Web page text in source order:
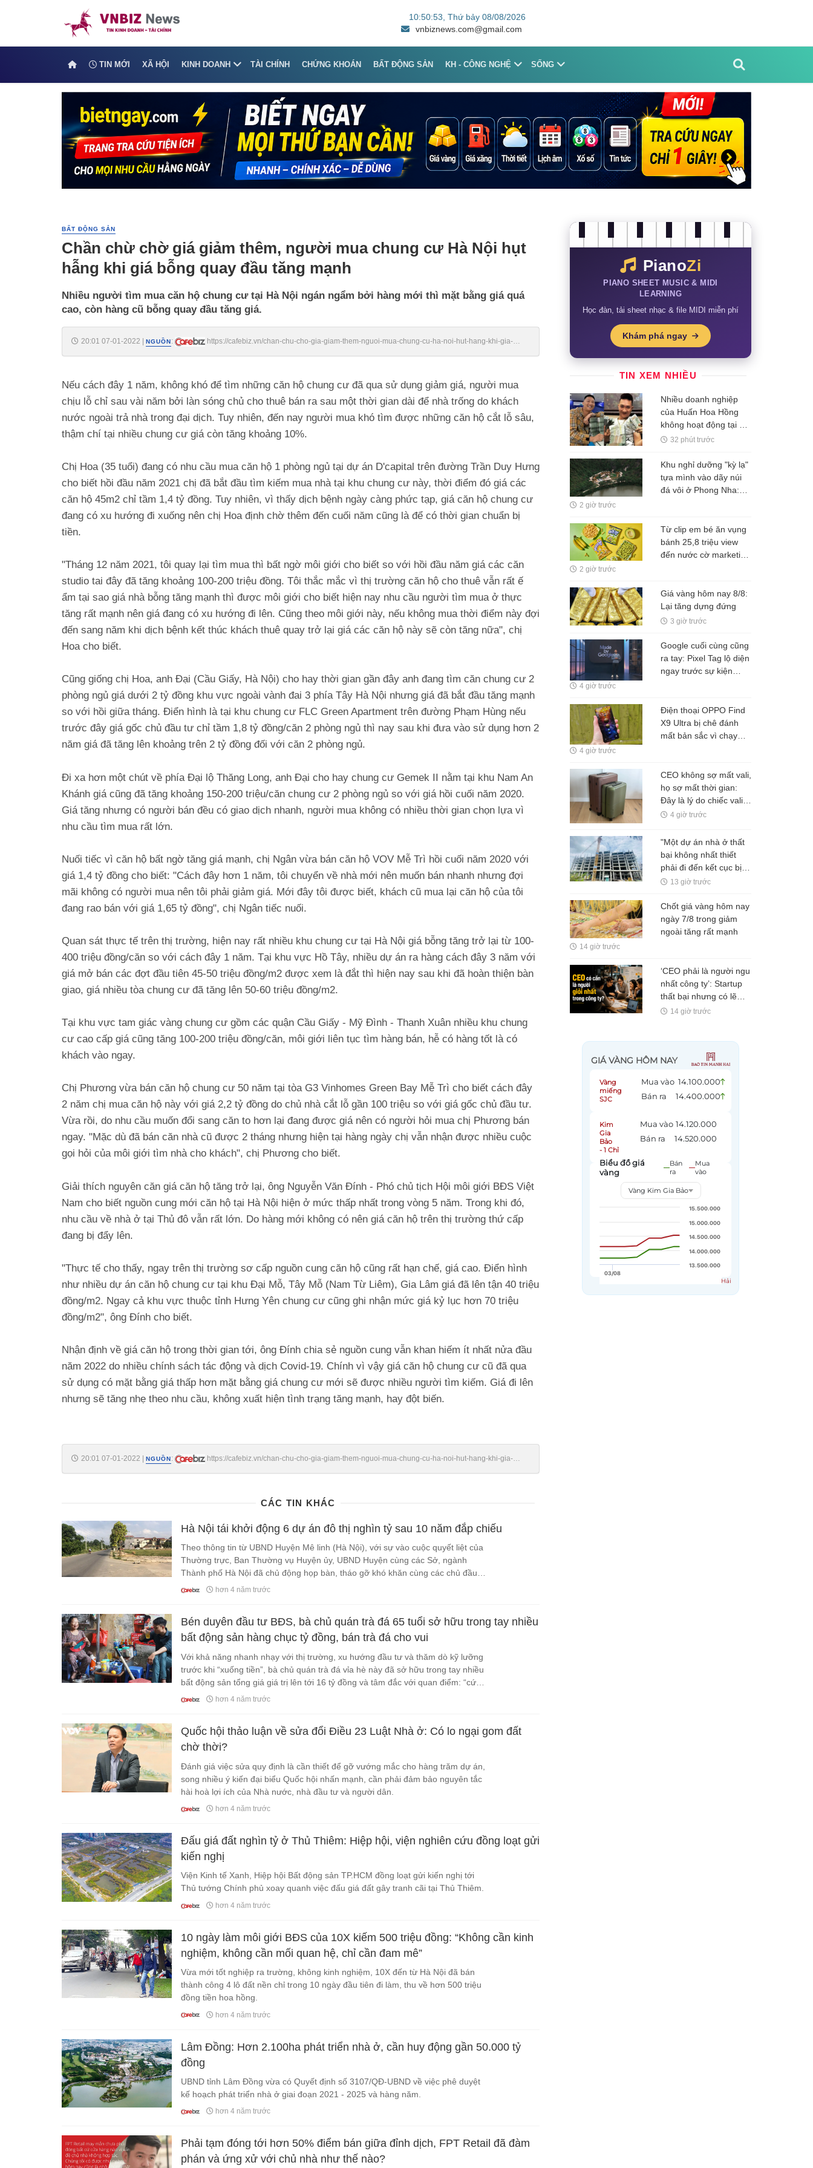
10:50:53 , Thứ bảy 08/08/2026
vnbiznews.com@gmail.com
TIN MỚI XÃ HỘI KINH DOANH TÀI CHÍNH CHỨNG KHOÁN BẤT ĐỘNG SẢN KH - CÔNG NGHỆ SỐNG
BẤT ĐỘNG SẢN
Chần chừ chờ giá giảm thêm, người mua chung cư Hà Nội hụt
hẫng khi giá bỗng quay đầu tăng mạnh
Nhiều người tìm mua căn hộ chung cư tại Hà Nội ngán ngẩm bởi hàng mới thì mặt bằng giá quá
cao, còn hàng cũ bỗng quay đầu tăng giá.
20:01 07-01-2022 | NGUỒN:
https://cafebiz.vn/chan-chu-cho-gia-giam-them-nguoi-mua-chung-cu-ha-noi-hut-hang-khi-gia-
Nếu cách đây 1 năm, không khó để tìm những căn hộ chung cư đã qua sử dụng giảm giá, người mua
chịu lỗ chỉ sau vài năm bởi làn sóng chủ cho thuê bán ra sau một thời gian dài để nhà trống do khách
nước ngoài trả nhà trong đại dịch. Tuy nhiên, đến nay người mua khó tìm được những căn hộ cắt lỗ sâu,
thậm chí tại nhiều chung cư giá còn tăng khoảng 10%.
Chị Hoa (35 tuổi) đang có nhu cầu mua căn hộ 1 phòng ngủ tại dự án D'capital trên đường Trần Duy Hưng
cho biết hồi đầu năm 2021 chị đã bắt đầu tìm kiếm mua nhà tại khu chung cư này, thời điểm đó giá các
căn hộ 45m2 chỉ tầm 1,4 tỷ đồng. Tuy nhiên, vì thấy dịch bệnh ngày càng phức tạp, giá căn hộ chung cư
đang có xu hướng đi xuống nên chị Hoa định chờ thêm đến cuối năm cũng là để có thời gian chuẩn bị
tiền.
"Tháng 12 năm 2021, tôi quay lại tìm mua thì bất ngờ môi giới cho biết so với hồi đầu năm giá các căn
studio tai đây đã tăng khoảng 100-200 triệu đồng. Tôi thắc mắc vì thị trường căn hộ cho thuê vẫn rất ế
ẩm tại sao giá nhà bỗng tăng mạnh thì được môi giới cho biết hiện nay nhu cầu người tìm mua ở thực
tăng rất mạnh nên giá đang có xu hướng đi lên. Cũng theo môi giới này, nếu không mua thời điểm này đợi
đến sang năm khi dịch bệnh kết thúc khách thuê quay trở lại giá các căn hộ này sẽ còn tăng nữa", chị
Hoa cho biết.
Cũng giống chị Hoa, anh Đại (Cầu Giấy, Hà Nội) cho hay thời gian gần đây anh đang tìm căn chung cư 2
phòng ngủ giá dưới 2 tỷ đồng khu vực ngoài vành đai 3 phía Tây Hà Nội nhưng giá đã bắt đầu tăng mạnh
so với hồi giữa tháng. Điển hình là tại khu chung cư FLC Green Apartment trên đường Phạm Hùng nếu
trước đây giá gốc chủ đầu tư chỉ tầm 1,8 tỷ đồng/căn 2 phòng ngủ thì nay sau khi đưa vào sử dụng hơn 2
năm giá đã tăng lên khoảng trên 2 tỷ đồng đối với căn 2 phòng ngủ.
Đi xa hơn một chút về phía Đại lộ Thăng Long, anh Đại cho hay chung cư Gemek II nằm tại khu Nam An
Khánh giá cũng đã tăng khoảng 150-200 triệu/căn chung cư 2 phòng ngủ so với giá hồi cuối năm 2020.
Giá tăng nhưng có người bán đều có giao dịch nhanh, người mua không có nhiều thời gian chọn lựa vì
nhu cầu tìm mua rất lớn.
Nuối tiếc vì căn hộ bất ngờ tăng giá mạnh, chị Ngân vừa bán căn hộ VOV Mễ Trì hồi cuối năm 2020 với
giá 1,4 tỷ đồng cho biết: "Cách đây hơn 1 năm, tôi chuyển về nhà mới nên muốn bán nhanh nhưng đợi
mãi không có người mua nên tôi phải giảm giá. Mới đây tôi được biết, khách cũ mua lại căn hộ của tôi
đang rao bán với giá 1,65 tỷ đồng", chị Ngân tiếc nuối.
Quan sát thực tế trên thị trường, hiện nay rất nhiều khu chung cư tại Hà Nội giá bỗng tăng trở lại từ 100-
400 triệu đồng/căn so với cách đây 1 năm. Tại khu vực Hồ Tây, nhiều dự án ra hàng cách đây 3 năm với
giá mở bán các đợt đầu tiên 45-50 triệu đồng/m2 được xem là đắt thì hiện nay sau khi đã hoàn thiện bàn
giao, giá nhiều tòa chung cư đã tăng lên 50-60 triệu đồng/m2.
Tại khu vực tam giác vàng chung cư gồm các quận Cầu Giấy - Mỹ Đình - Thanh Xuân nhiều khu chung
cư cao cấp giá cũng tăng 100-200 triệu đồng/căn, môi giới liên tục tìm hàng bán, hễ có hàng tốt là có
khách vào ngay.
Chị Phương vừa bán căn hộ chung cư 50 năm tại tòa G3 Vinhomes Green Bay Mễ Trì cho biết cách đây
2 năm chị mua căn hộ này với giá 2,2 tỷ đồng do chủ nhà cắt lỗ gần 100 triệu so với giá gốc chủ đầu tư.
Vừa rồi, do nhu cầu muốn đổi sang căn to hơn lại đang được giá nên có người hỏi mua chị Phương bán
ngay. "Mặc dù đã bán căn nhà cũ được 2 tháng nhưng hiện tại hàng ngày chị vẫn nhận được nhiều cuộc
gọi hỏi của môi giới tìm nhà cho khách", chị Phương cho biết.
Giải thích nguyên căn giá căn hộ tăng trở lại, ông Nguyễn Văn Đính - Phó chủ tịch Hội môi giới BĐS Việt
Nam cho biết nguồn cung mới căn hộ tại Hà Nội hiện ở mức thấp nhất trong vòng 5 năm. Trong khi đó,
nhu cầu về nhà ở tại Thủ đô vẫn rất lớn. Do hàng mới không có nên giá căn hộ trên thị trường thứ cấp
đang bị đẩy lên.
"Thực tế cho thấy, ngay trên thị trường sơ cấp nguồn cung căn hộ cũng rất hạn chế, giá cao. Điển hình
như nhiều dự án căn hộ chung cư tại khu Đại Mỗ, Tây Mỗ (Nam Từ Liêm), Gia Lâm giá đã lên tận 40 triệu
đồng/m2. Ngay cả khu vực thuộc tỉnh Hưng Yên chung cư cũng ghi nhận mức giá kỷ lục hơn 70 triệu
đồng/m2", ông Đính cho biết.
Nhận định về giá căn hộ trong thời gian tới, ông Đính chia sẻ nguồn cung vẫn khan hiếm ít nhất nửa đầu
năm 2022 do nhiều chính sách tác động và dịch Covid-19. Chính vì vậy giá căn hộ chung cư cũ đã qua
sử dụng có mặt bằng giá thấp hơn mặt bằng giá chung cư mới sẽ được nhiều người tìm kiếm. Giá đi lên
nhưng sẽ tăng nhẹ theo nhu cầu, không xuất hiện tình trạng tăng mạnh, hay đột biến.
20:01 07-01-2022 NGUỒN:
https://cafebiz.vn/chan-chu-cho-gia-giam-them-nguoi-mua-chung-cu-ha-noi-hut-hang-khi-gia-
CÁC TIN KHÁC
Hà Nội tái khởi động 6 dự án đô thị nghìn tỷ sau 10 năm đắp chiếu
Theo thông tin từ UBND Huyện Mê linh (Hà Nội), với sự vào cuộc quyết liệt của
Thường trực, Ban Thường vụ Huyện ủy, UBND Huyện cùng các Sở, ngành
Thành phố Hà Nội đã chủ động họp bàn, tháo gỡ khó khăn cùng các chủ đầu
tư các dự án trên địa bàn huyện Mê Linh, dự kiến trong năm quý đầu năm
hơn 4 năm trước
Bén duyên đầu tư BĐS, bà chủ quán trà đá 65 tuổi sở hữu trong tay nhiều
bất động sản hàng chục tỷ đồng, bán trà đá cho vui
Với khả năng nhanh nhạy với thị trường, xu hướng đầu tư và thăm dò kỹ lưỡng
trước khi “xuống tiền”, bà chủ quán trà đá vỉa hè này đã sở hữu trong tay nhiều
bất động sản tổng giá giá trị lên tới 16 tỷ đồng và tâm đắc với quan điểm: “cứ
có đất là ra nhiều tiền”.
hơn 4 năm trước
Quốc hội thảo luận về sửa đổi Điều 23 Luật Nhà ở: Có lo ngại gom đất
chờ thời?
Đánh giá việc sửa quy định là cần thiết để gỡ vướng mắc cho hàng trăm dự án,
song nhiều ý kiến đại biểu Quốc hội nhấn mạnh, cần phải đảm bảo nguyên tắc
hài hoà lợi ích của Nhà nước, nhà đầu tư và người dân.
hơn 4 năm trước
Đấu giá đất nghìn tỷ ở Thủ Thiêm: Hiệp hội, viện nghiên cứu đồng loạt gửi
kiến nghị
Viện Kinh tế Xanh, Hiệp hội Bất động sản TP.HCM đồng loạt gửi kiến nghị tới
Thủ tướng Chính phủ xoay quanh việc đấu giá đất gây tranh cãi tại Thủ Thiêm.
hơn 4 năm trước
10 ngày làm môi giới BĐS của 10X kiếm 500 triệu đồng: “Không cần kinh
nghiệm, không cần mối quan hệ, chỉ cần đam mê”
Vừa mới tốt nghiệp ra trường, không kinh nghiệm, 10X đến từ Hà Nội đã bán
thành công 4 lô đất nền chỉ trong 10 ngày đầu tiên đi làm, thu về hơn 500 triệu
đồng tiền hoa hồng.
hơn 4 năm trước
Lâm Đồng: Hơn 2.100ha phát triển nhà ở, cần huy động gần 50.000 tỷ
đồng
UBND tỉnh Lâm Đồng vừa có Quyết định số 3107/QĐ-UBND về việc phê duyệt
kế hoạch phát triển nhà ở giai đoạn 2021 - 2025 và hàng năm.
hơn 4 năm trước
Phải tạm đóng tới hơn 50% điểm bán giữa đỉnh dịch, FPT Retail đã đàm
phán và ứng xử với chủ nhà như thế nào?
PianoZi
PIANO SHEET MUSIC & MIDI
LEARNING
Học đàn, tải sheet nhạc & file MIDI miễn phí
Khám phá ngay
TIN XEM NHIỀU
Nhiều doanh nghiệp
của Huấn Hoa Hồng
không hoạt động tại địa
chỉ đăng ký
32 phút trước
Khu nghỉ dưỡng "kỳ lạ"
tựa mình vào dãy núi
đá vôi ở Phong Nha:
khách như bước vào
vùng đất cổ xưa
2 giờ trước
Từ clip em bé ăn vụng
bánh 25,8 triệu view
đến nước cờ marketing
Hàn Quốc
2 giờ trước
Giá vàng hôm nay 8/8:
Lại tăng dựng đứng
3 giờ trước
Google cuối cùng cũng
ra tay: Pixel Tag lộ diện
ngay trước sự kiện
Galaxy SmartTag
4 giờ trước
Điện thoại OPPO Find
X9 Ultra bị chê đánh
mất bản sắc vì chạy
lớn nhất
4 giờ trước
CEO không sợ mất vali,
họ sợ mất thời gian:
Đây là lý do chiếc vali
tích hợp định vị đang
4 giờ trước
"Một dự án nhà ở thất
bại không nhất thiết
phải đi đến kết cục bị
bỏ hoang"
13 giờ trước
Chốt giá vàng hôm nay
ngày 7/8 trong giảm
ngoài tăng rất mạnh
14 giờ trước
‘CEO phải là người ngu
nhất công ty’: Startup
thất bại nhưng có lẽ
Nguyễn Minh Thảo đã
14 giờ trước